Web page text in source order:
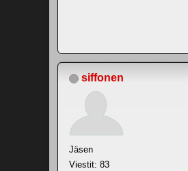
siffonen
Jäsen
Viestit: 83